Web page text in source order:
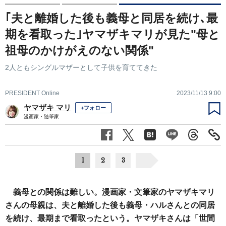
｢夫と離婚した後も義母と同居を続け､最
期を看取った｣ヤマザキマリが見た"母と
祖母のかけがえのない関係"
2人ともシングルマザーとして子供を育ててきた
PRESIDENT Online 2023/11/13 9:00
ヤマザキ マリ +フォロー
漫画家・随筆家
1 2 3
義母との関係は難しい。漫画家・文筆家のヤマザキマリ
さんの母親は、夫と離婚した後も義母・ハルさんとの同居
を続け、最期まで看取ったという。ヤマザキさんは「世間